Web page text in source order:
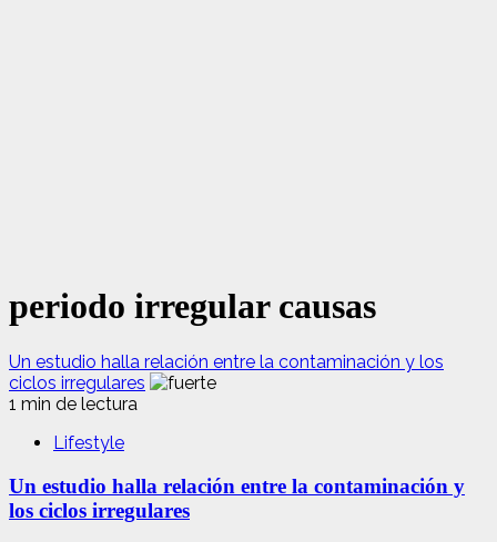
periodo irregular causas
Un estudio halla relación entre la contaminación y los
ciclos irregulares
1 min de lectura
Lifestyle
Un estudio halla relación entre la contaminación y
los ciclos irregulares